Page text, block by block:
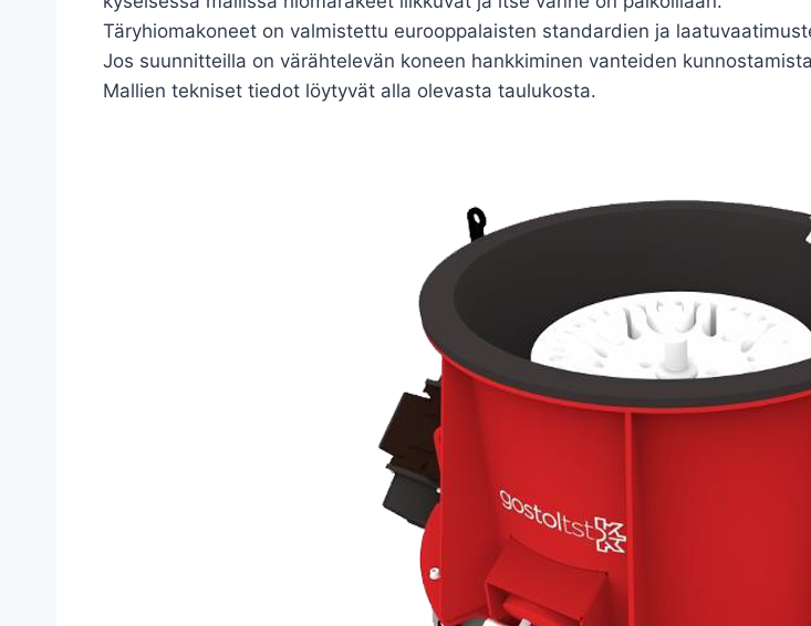
Täryhiomakoneet on valmistettu eurooppalaisten standardien ja
Jos suunnitteilla on värähtelevän koneen hankkiminen vanteiden
Mallien tekniset tiedot löytyvät alla olevasta taulukosta.